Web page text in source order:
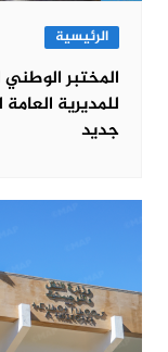
الرئيسية
المختبر الوطني
للمديرية
جديد